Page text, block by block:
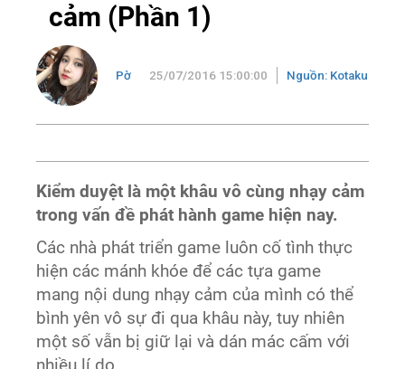
cảm (Phần 1)
Pờ 25/07/2016 15:00:00 Nguồn: Kotaku
Kiểm duyệt là một khâu vô cùng nhạy cảm
trong vấn đề phát hành game hiện nay.
Các nhà phát triển game luôn cố tình thực
hiện các mánh khóe để các tựa game
mang nội dung nhạy cảm của mình có thể
bình yên vô sự đi qua khâu này, tuy nhiên
một số vẫn bị giữ lại và dán mác cấm với